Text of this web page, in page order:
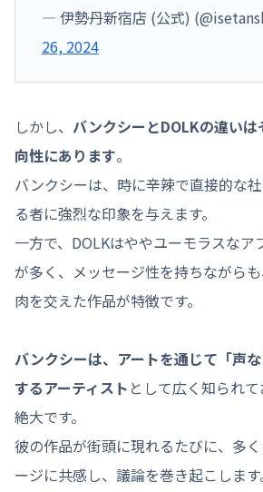
— 伊勢丹新宿店 (公式)
26, 2024
しかし、 バンクシーとDOLKの違い
向性にあります。
バンクシーは、時に辛辣で直接的な
る者に強烈な印象を与えます。
一方で、DOLKはややユーモラスなア
が多く、メッセージ性を持ちながら
肉を交えた作品が特徴です。
バンクシーは、アートを通じて「声
するアーティスト として広く知られ
絶大です。
彼の作品が街頭に現れるたびに、多
ージに共感し、議論を巻き起こします